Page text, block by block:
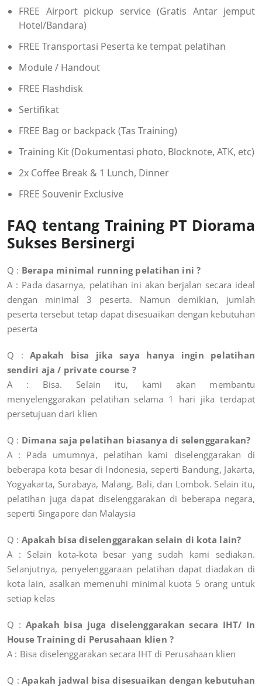
FREE Airport pickup service (Gratis Antar jemput
Hotel/Bandara)
FREE Transportasi Peserta ke tempat pelatihan
Module / Handout
FREE Flashdisk
Sertifikat
FREE Bag or backpack (Tas Training)
Training Kit (Dokumentasi photo, Blocknote, ATK, etc)
2x Coffee Break & 1 Lunch, Dinner
FREE Souvenir Exclusive
FAQ tentang Training PT Diorama
Sukses Bersinergi
Q : Berapa minimal running pelatihan ini ?
A : Pada dasarnya, pelatihan ini akan berjalan secara ideal
dengan minimal 3 peserta. Namun demikian, jumlah
peserta tersebut tetap dapat disesuaikan dengan kebutuhan
peserta
Q :Apakah bisa jika saya hanya ingin pelatihan
sendiri aja / private course ?
A : Bisa. Selain itu, kami akan membantu
menyelenggarakan pelatihan selama 1 hari jika terdapat
persetujuan dari klien
Q : Dimana saja pelatihan biasanya di selenggarakan?
A : Pada umumnya, pelatihan kami diselenggarakan di
beberapa kota besar di Indonesia, seperti Bandung, Jakarta,
Yogyakarta, Surabaya, Malang, Bali, dan Lombok. Selain itu,
pelatihan juga dapat diselenggarakan di beberapa negara,
seperti Singapore dan Malaysia
Q : Apakah bisa diselenggarakan selain di kota lain?
A : Selain kota-kota besar yang sudah kami sediakan.
Selanjutnya, penyelenggaraan pelatihan dapat diadakan di
kota lain, asalkan memenuhi minimal kuota 5 orang untuk
setiap kelas
Q : Apakah bisa juga diselenggarakan secara IHT/ In
House Training di Perusahaan klien ?
A : Bisa diselenggarakan secara IHT di Perusahaan klien
Q :Apakah jadwal bisa disesuaikan dengan kebutuhan